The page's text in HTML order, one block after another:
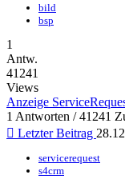
bild
bsp
1
Antw.
41241
Views
Anzeige
1 Antworten / 41241
Letzter Beitrag
servicerequest
s4crm